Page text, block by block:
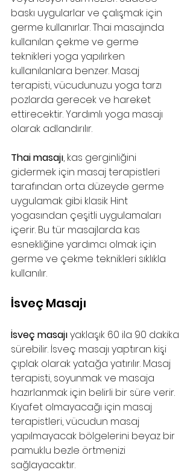
baskı uygularlar ve çalışmak için
germe kullanırlar. Thai masajında ​​
kullanılan çekme ve germe
teknikleri yoga yapılırken
kullanılanlara benzer. Masaj
terapisti, vücudunuzu yoga tarzı
pozlarda gerecek ve hareket
ettirecektir. Yardımlı yoga masajı
olarak adlandırılır.
Thai masajı, kas gerginliğini
gidermek için masaj terapistleri
tarafından orta düzeyde germe
uygulamak gibi klasik Hint
yogasından çeşitli uygulamaları
içerir. Bu tür masajlarda kas
esnekliğine yardımcı olmak için
germe ve çekme teknikleri sıklıkla
kullanılır.
İsveç Masajı
İsveç masajı yaklaşık 60 ila 90 dakika
sürebilir. İsveç masajı yaptıran kişi
çıplak olarak yatağa yatırılır. Masaj
terapisti, soyunmak ve masaja
hazırlanmak için belirli bir süre verir.
Kıyafet olmayacağı için masaj
terapistleri, vücudun masaj
yapılmayacak bölgelerini beyaz bir
pamuklu bezle örtmenizi
sağlayacaktır.